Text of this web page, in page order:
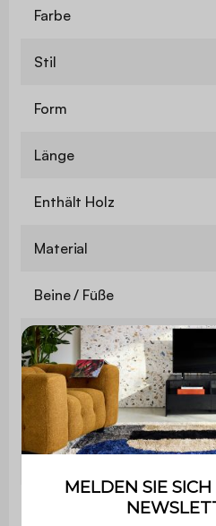
Farbe
Stil
Form
Länge
Enthält Holz
Material
Beine / Füße
Mit Schubladen
Anzahl der Schubladen
2 Jahre